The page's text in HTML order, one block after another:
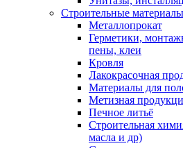
Строительные материалы
Металлопрокат
Герметики,
пены, клеи
Кровля
Лакокрасочная
Материалы для
Метизная
Печное литьё
Строительная
масла и др)